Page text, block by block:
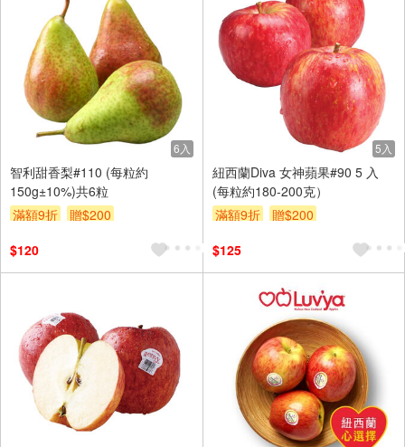
6入
智利甜香梨#110 (每粒約
150g±10%)共6粒
滿額9折
贈$200
$120
5入
紐西蘭Diva 女神蘋果#90 5 入
(每粒約180-200克）
滿額9折
贈$200
$125